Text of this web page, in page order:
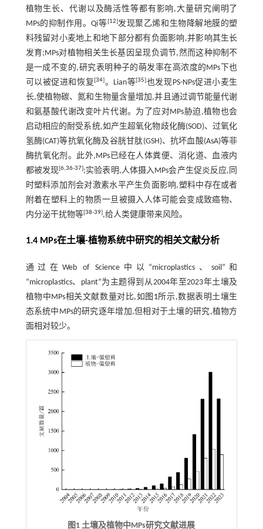
植物生长、代谢以及酶活性等都有影响,大量研究阐明了
MPs的抑制作用。Qi等[12]发现聚乙烯和生物降解地膜的塑
料残留对小麦地上和地下部分都有负面影响,并影响其生长
发育;MPs对植物相关生长基因呈现负调节,然而这种抑制不
是一成不变的,研究表明种子的萌发率在高浓度的MPs下也
可以被促进和恢复[34]。Lian等[35]也发现PS-NPs促进小麦生
长,使植物碳、氮和生物量含量增加,并且通过调节能量代谢
和氨基酸代谢改变叶片代谢。为了应对MPs胁迫,植物也会
启动相应的耐受系统,如产生超氧化物歧化酶(SOD)、过氧化
氢酶(CAT)等抗氧化酶及谷胱甘肽(GSH)、抗坏血酸(AsA)等非
酶抗氧化剂。此外,MPs已经在人体粪便、消化道、血液内
都被发现[6,36-37];实验表明,人体摄入MPs会产生促炎反应,同
时塑料添加剂会对激素水平产生负面影响,塑料中存在或者
附着在塑料上的物质一旦被摄入人体可能会变成致癌物、
内分泌干扰物等[38-39],给人类健康带来风险。
1.4 MPs在土壤-植物系统中研究的相关文献分析
通过在Web of Science中以“microplastics、soil”和
“microplastics、plant”为主题得到从2004年至2023年土壤及
植物中MPs相关文献数量对比,如 图1所示,数据表明土壤生
态系统中MPs的研究逐年增加,但相对于土壤的研究,植物方
面相对较少。
图1 土壤及植物中MPs研究文献进展